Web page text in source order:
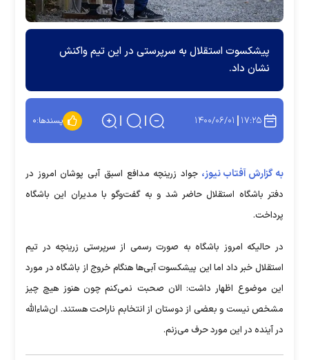
پیشکسوت استقلال به سرپرستی در این تیم واکنش
نشان داد.
۱۷:۲۵ ۱۴۰۰/۰۶/۰۱ پسندها:۰
به گزارش آفتاب نیوز، جواد زرینچه مدافع اسبق آبی پوشان امروز در
دفتر باشگاه استقلال حاضر شد و به گفت‌وگو با مدیران این باشگاه
پرداخت.
در حالیکه امروز باشگاه به صورت رسمی از سرپرستی زرینچه در تیم
استقلال خبر داد اما این پیشکسوت آبی‌ها هنگام خروج از باشگاه در مورد
این موضوع اظهار داشت: الان صحبت نمی‌کنم چون هنوز هیچ چیز
مشخص نیست و بعضی از دوستان از انتخابم ناراحت هستند. ان‌شاءالله
در آینده در این مورد حرف می‌زنم.